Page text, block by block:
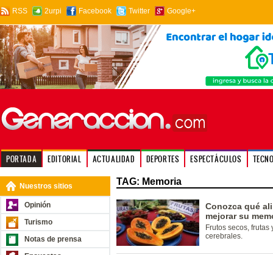
RSS 2urpi Facebook Twitter Google+
PORTADA EDITORIAL ACTUALIDAD DEPORTES ESPECTÁCULOS
Nuestros sitios
Opinión
Turismo
Notas de prensa
TAG: Memoria
Conozca qué
mejorar su
Frutos secos,
cerebrales.